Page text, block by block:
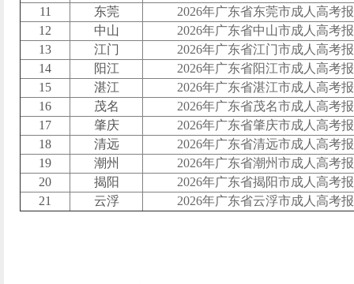
11
东莞
2026年广东省东莞市成人高考
12
中山
2026年广东省中山市成人高考
13
江门
2026年广东省江门市成人高考
14
阳江
2026年广东省阳江市成人高考
15
湛江
2026年广东省湛江市成人高考
16
茂名
2026年广东省茂名市成人高考
17
肇庆
2026年广东省肇庆市成人高考
18
清远
2026年广东省清远市成人高考
19
潮州
2026年广东省潮州市成人高考
20
揭阳
2026年广东省揭阳市成人高考
21
云浮 2026年广东省云浮市成人高考